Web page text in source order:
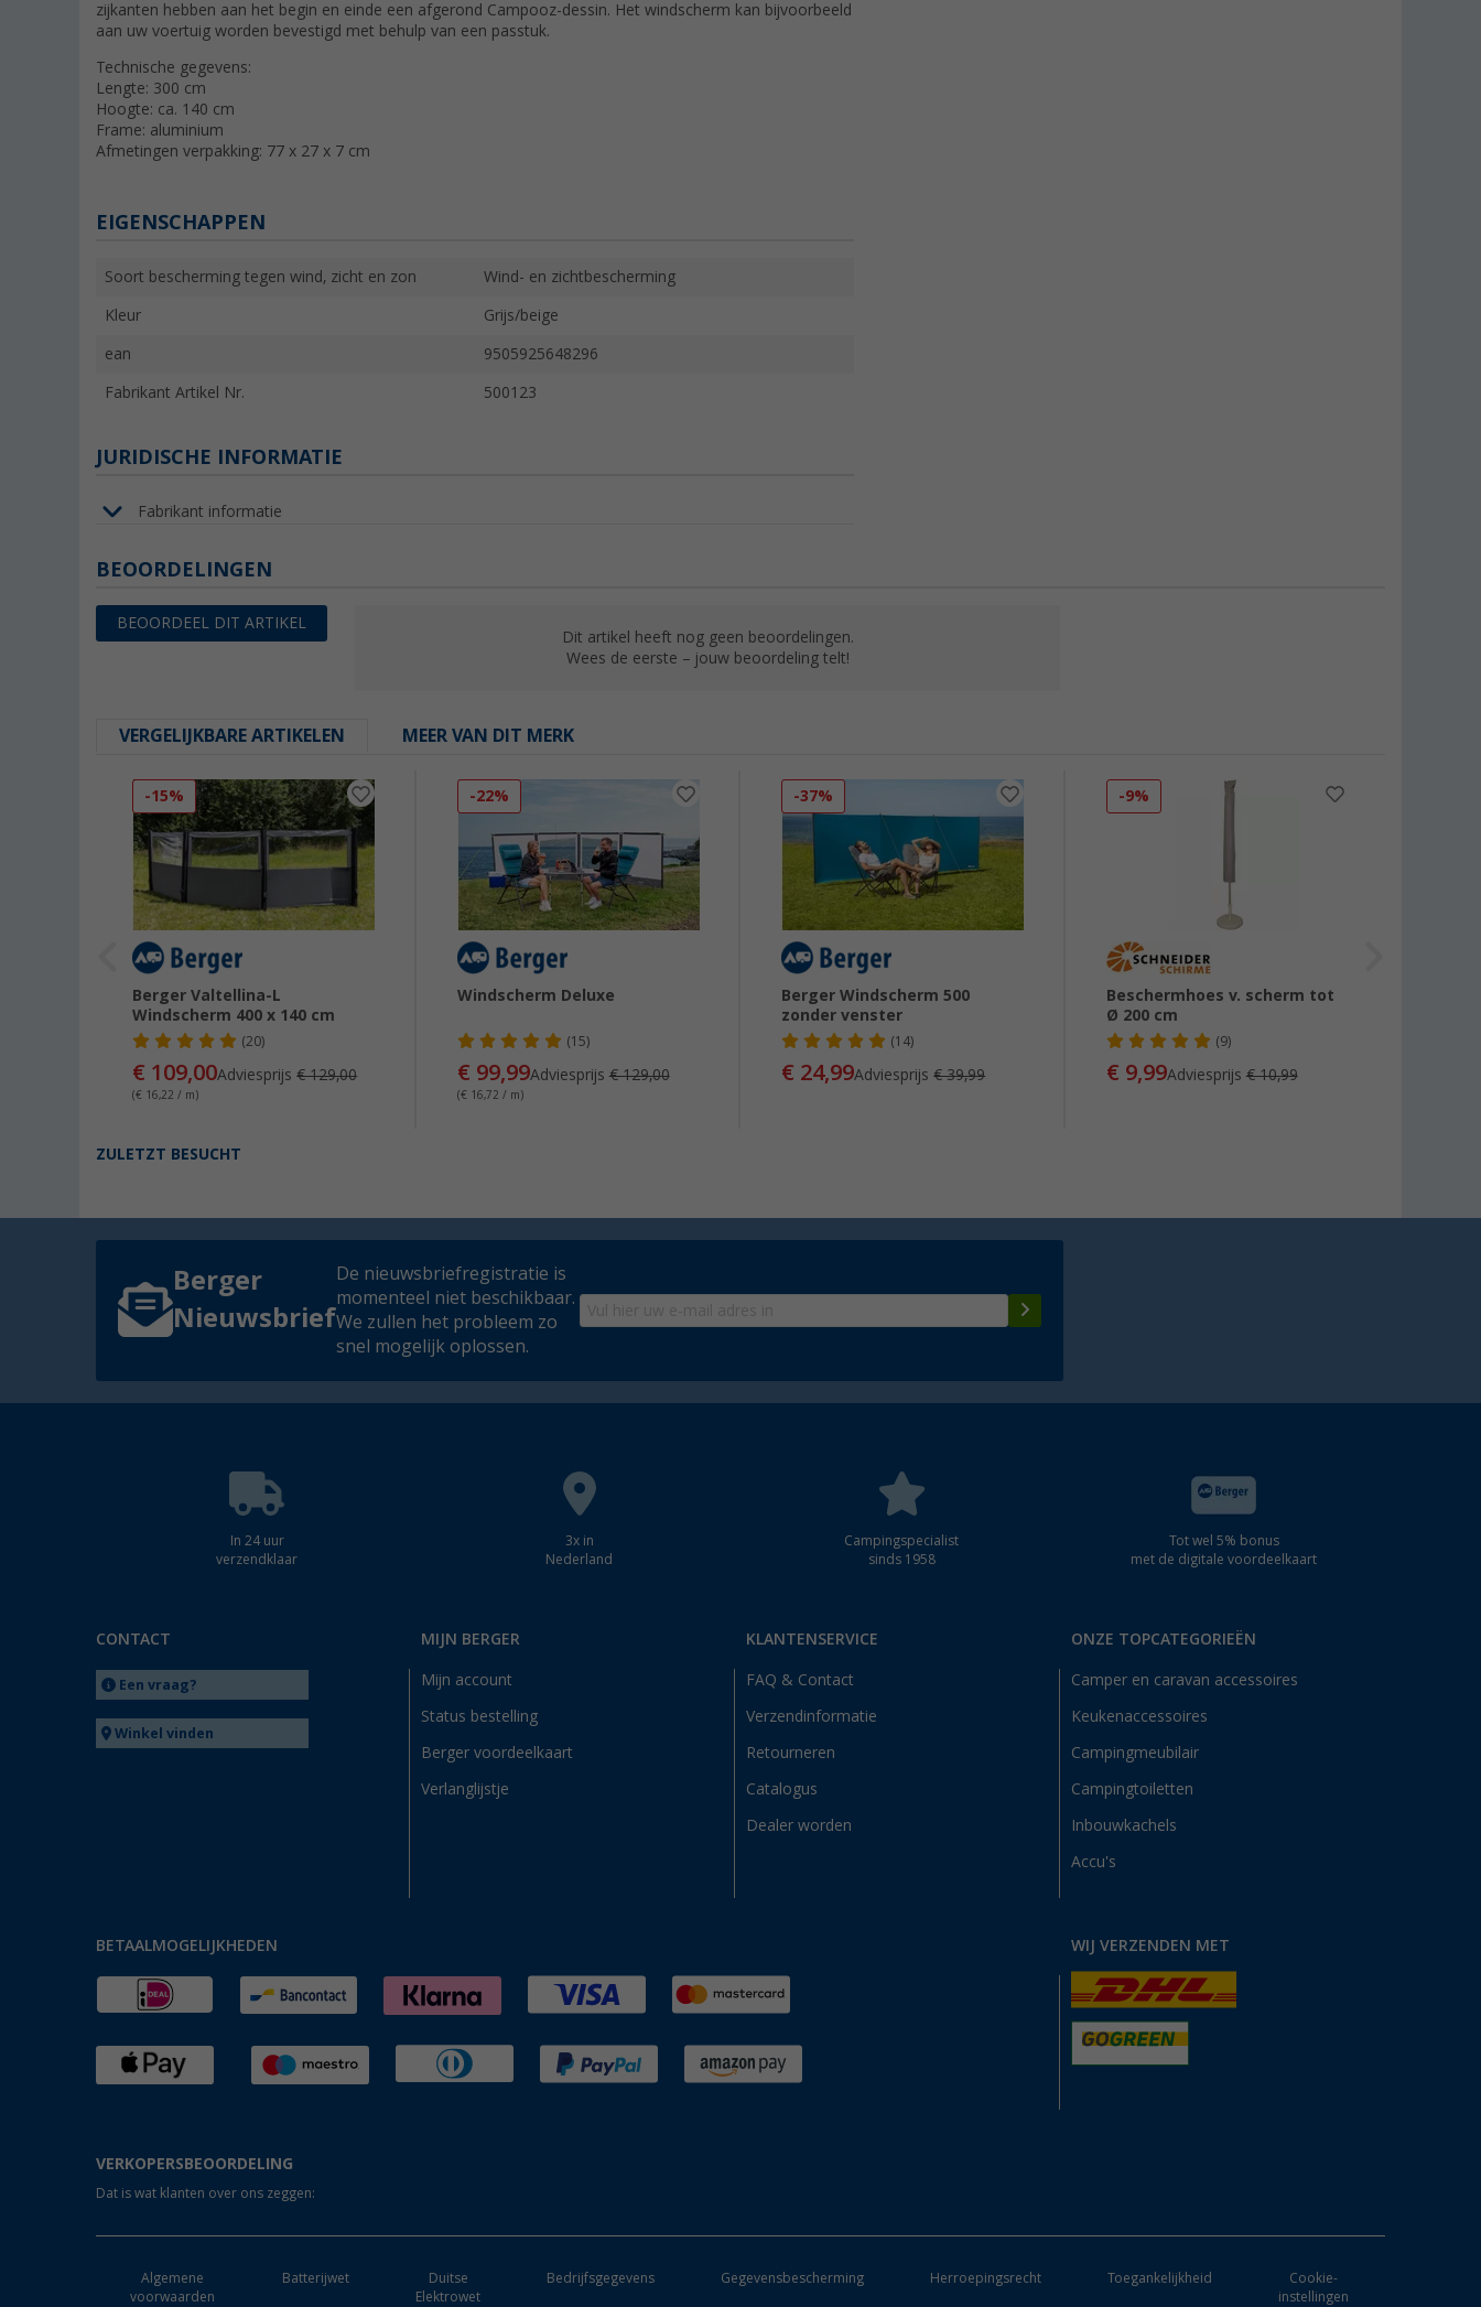
zijkanten hebben aan het begin en einde een afgerond Campooz-dessin. Het windscherm kan bijvoorbeeld
aan uw voertuig worden bevestigd met behulp van een passtuk.
Technische gegevens:
Lengte: 300 cm
Hoogte: ca. 140 cm
Frame: aluminium
Afmetingen verpakking: 77 x 27 x 7 cm
EIGENSCHAPPEN
Soort bescherming tegen wind, zicht en zon Wind- en zichtbescherming
Kleur Grijs/beige
ean 9505925648296
Fabrikant Artikel Nr. 500123
JURIDISCHE INFORMATIE
Fabrikant informatie
BEOORDELINGEN
BEOORDEEL DIT ARTIKEL
Dit artikel heeft nog geen beoordelingen.
Wees de eerste – jouw beoordeling telt!
VERGELIJKBARE ARTIKELEN MEER VAN DIT MERK
-15%
Berger Valtellina-L
Windscherm 400 x 140 cm
(20)
€ 109,00Adviesprijs€ 129,00
(€ 16,22 / m)
-22%
Windscherm Deluxe
(15)
€ 99,99Adviesprijs € 129,00
(€ 16,72 / m)
-37%
Berger Windscherm 500
zonder venster
(14)
€ 24,99Adviesprijs€ 39,99
-9%
Beschermhoes v. scherm tot
Ø 200 cm
(9)
€ 9,99Adviesprijs € 10,99
ZULETZT BESUCHT
Berger
Nieuwsbrief
De nieuwsbriefregistratie is
momenteel niet beschikbaar.
We zullen het probleem zo
snel mogelijk oplossen.
In 24 uur
verzendklaar
3x in
Nederland
Campingspecialist
sinds 1958
Tot wel 5% bonus
met de digitale voordeelkaart
CONTACT
Een vraag?
Winkel vinden
MIJN BERGER
Mijn account
Status bestelling
Berger voordeelkaart
Verlanglijstje
KLANTENSERVICE
FAQ & Contact
Verzendinformatie
Retourneren
Catalogus
Dealer worden
ONZE TOPCATEGORIEËN
Camper en caravan accessoires
Keukenaccessoires
Campingmeubilair
Campingtoiletten
Inbouwkachels
Accu's
BETAALMOGELIJKHEDEN WIJ VERZENDEN MET
VERKOPERSBEOORDELING
Dat is wat klanten over ons zeggen:
Algemene
voorwaarden
Batterijwet
Duitse
Elektrowet
Bedrijfsgegevens Gegevensbescherming Herroepingsrecht Toegankelijkheid
Cookie-
instellingen